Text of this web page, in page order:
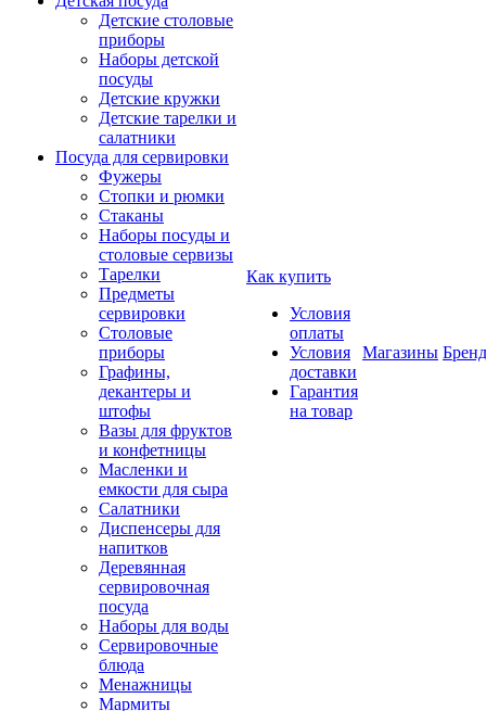
Детские столовые
приборы
Наборы детской
посуды
Детские кружки
Детские тарелки и
салатники
Посуда для сервировки
Фужеры
Стопки и рюмки
Стаканы
Наборы посуды и
столовые сервизы
Тарелки
Предметы
сервировки
Столовые
приборы
Графины,
декантеры и
штофы
Вазы для фруктов
и конфетницы
Масленки и
емкости для сыра
Салатники
Диспенсеры для
напитков
Деревянная
сервировочная
посуда
Наборы для воды
Сервировочные
блюда
Менажницы
Мармиты
Как купить
Условия
оплаты
Условия
доставки
Гарантия
на товар
Магазины